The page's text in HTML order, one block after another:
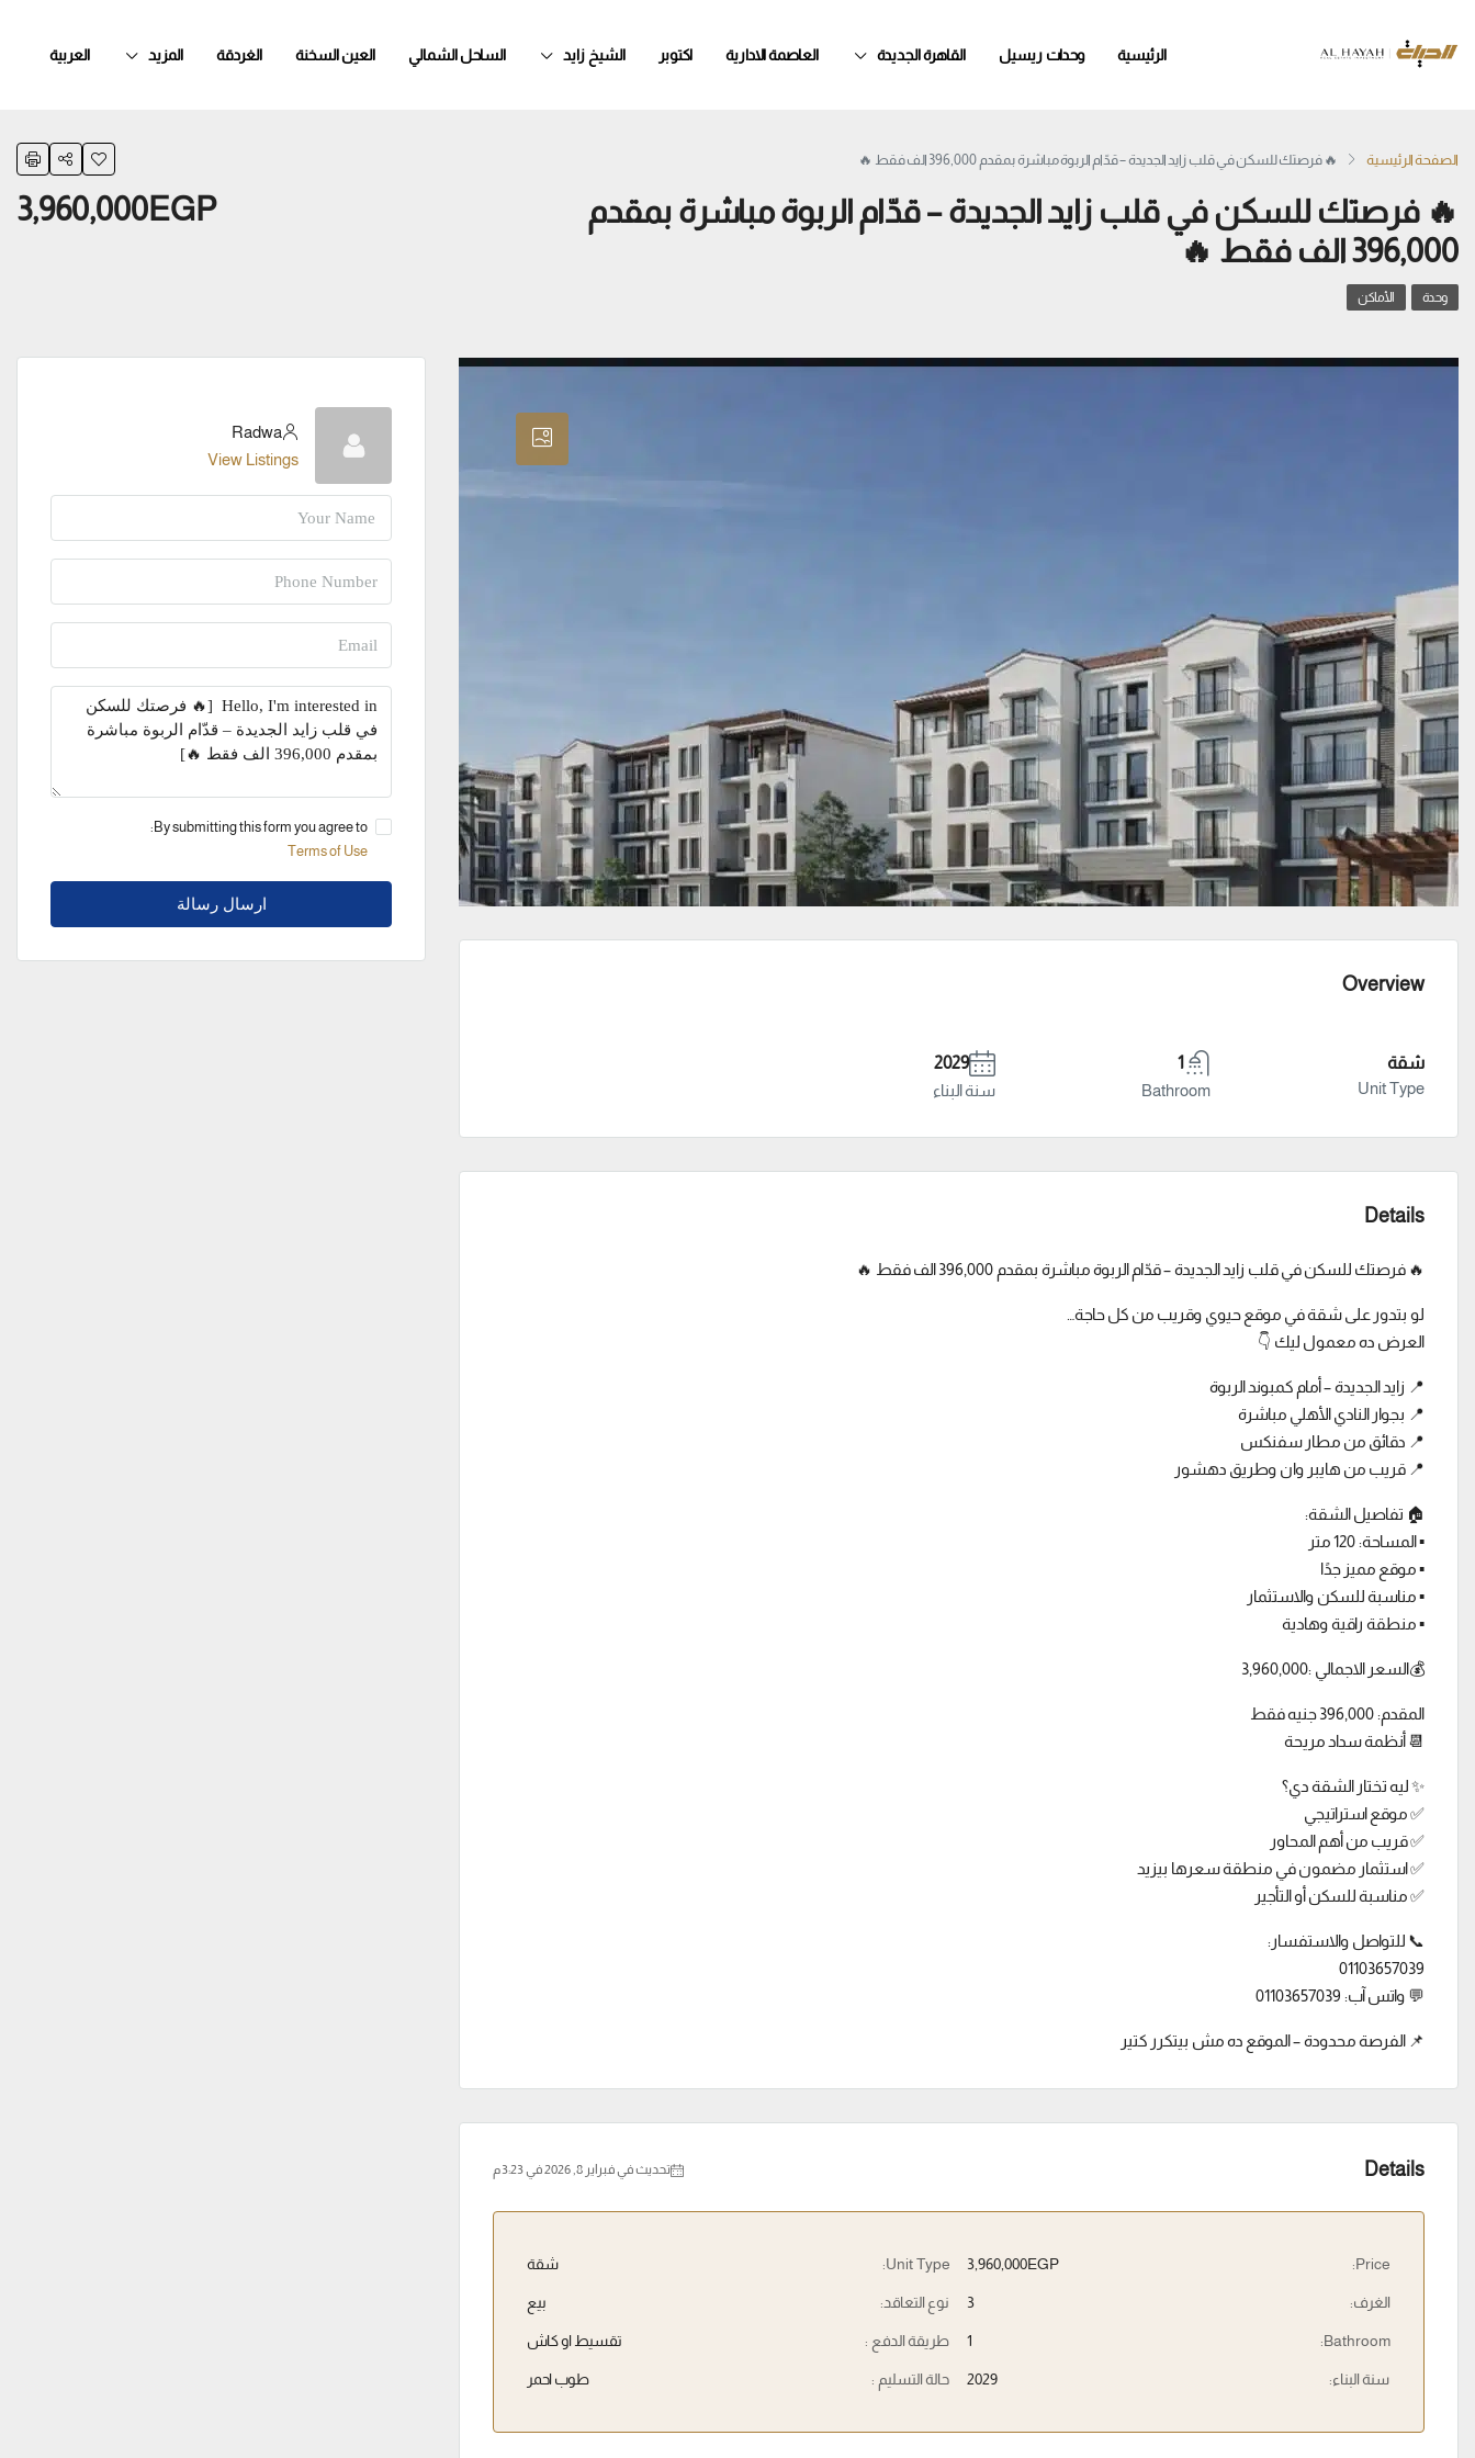
الرئيسية وحدات ريسيل القاهرة الجديدة العاصمة الادارية اكتوبر الشيخ زايد الساحل الشمالي العين السخنة الغردقة المزيد العربية
الصفحة الرئيسية 🔥 فرصتك للسكن في قلب زايد الجديدة – قدّام الربوة مباشرة بمقدم 396,000 الف فقط 🔥
🔥 فرصتك للسكن في قلب زايد الجديدة – قدّام الربوة مباشرة بمقدم
396,000 الف فقط 🔥
3,960,000EGP
وحدة الأماكن
Overview
شقة
Unit Type
1
Bathroom
2029
سنة البناء
Details
🔥 فرصتك للسكن في قلب زايد الجديدة – قدّام الربوة مباشرة بمقدم 396,000 الف فقط 🔥
لو بتدور على شقة في موقع حيوي وقريب من كل حاجة…
العرض ده معمول ليك 👇
📍 زايد الجديدة – أمام كمبوند الربوة
📍 بجوار النادي الأهلي مباشرة
📍 دقائق من مطار سفنكس
📍 قريب من هايبر وان وطريق دهشور
🏠 تفاصيل الشقة:
▪️ المساحة: 120 متر
▪️ موقع مميز جدًا
▪️ مناسبة للسكن والاستثمار
▪️ منطقة راقية وهادية
💰السعر الاجمالي :3,960,000
المقدم: 396,000 جنيه فقط
📆 أنظمة سداد مريحة
✨ ليه تختار الشقة دي؟
✅ موقع استراتيجي
✅ قريب من أهم المحاور
✅ استثمار مضمون في منطقة سعرها بيزيد
✅ مناسبة للسكن أو التأجير
📞 للتواصل والاستفسار:
01103657039
💬 واتس آب: 01103657039
📌 الفرصة محدودة – الموقع ده مش بيتكرر كتير
Details تحديث في فبراير 8, 2026 في 3:23 م
Price:
3,960,000EGP
الغرف: 3
Bathroom:
1
سنة البناء: 2029
Unit Type: شقة
نوع التعاقد: بيع
طريقة الدفع : تقسيط او كاش
حالة التسليم : طوب احمر
Radwa
View Listings
By submitting this form you agree to:
Terms of Use
ارسال رسالة